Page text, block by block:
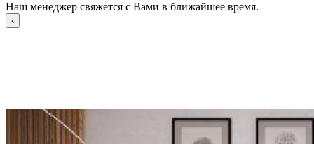
Наш менеджер свяжется с Вами в ближайшее время.